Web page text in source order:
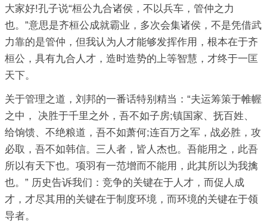
大家好!孔子说“桓公九合诸侯，不以兵车，管仲之力
也。”意思是齐桓公成就霸业，多次会集诸侯，不是凭借武
力靠的是管仲，但我认为人才能够发挥作用，根本在于齐
桓公，具有九合人才，造时造势的上等智慧，才终于一匡
天下。
关于管理之道，刘邦的一番话特别精当：“夫运筹策于帷幄
之中， 决胜于千里之外，吾不如子房;镇国家、抚百姓、
给饷馈、不绝粮道，吾不如萧何;连百万之军，战必胜，攻
必取，吾不如韩信。三人者，皆人杰也。吾能用之，此吾
所以有天下也。项羽有一范增而不能用，此其所以为我擒
也。” 历史告诉我们：竞争的关键在于人才，而促人成
才，才尽其用的关键在于制度环境，而环境的关键在于领
导者。